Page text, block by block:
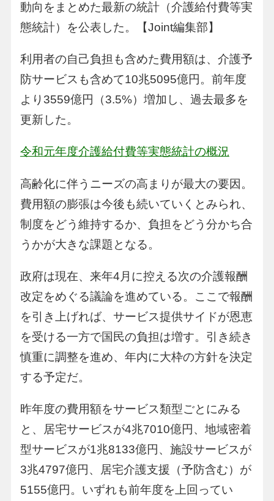
動向をまとめた最新の統計（介護給付費等実
態統計）を公表した。【Joint編集部】
利用者の自己負担も含めた費用額は、介護予
防サービスも含めて10兆5095億円。前年度
より3559億円（3.5%）増加し、過去最多を
更新した。
令和元年度介護給付費等実態統計の概況
高齢化に伴うニーズの高まりが最大の要因。
費用額の膨張は今後も続いていくとみられ、
制度をどう維持するか、負担をどう分かち合
うかが大きな課題となる。
政府は現在、来年4月に控える次の介護報酬
改定をめぐる議論を進めている。ここで報酬
を引き上げれば、サービス提供サイドが恩恵
を受ける一方で国民の負担は増す。引き続き
慎重に調整を進め、年内に大枠の方針を決定
する予定だ。
昨年度の費用額をサービス類型ごとにみる
と、居宅サービスが4兆7010億円、地域密着
型サービスが1兆8133億円、施設サービスが
3兆4797億円、居宅介護支援（予防含む）が
5155億円。いずれも前年度を上回ってい